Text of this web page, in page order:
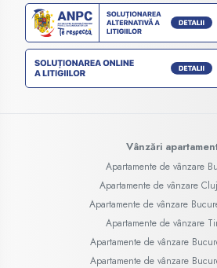
Vânzări
Apartamente de vânzare
Apartamente de vânzare
Apartamente de vânzare
Apartamente de vânzare
Apartamente de vânzare
Apartamente de vânzare